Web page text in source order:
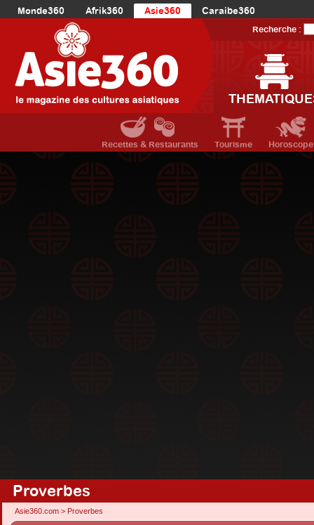
Monde360 Afrik360 Asie360
Caraibe360
Europe360
AmériqueDuNord360
Océanie360
Recherche :
Recettes & Restaurants Tourisme Horoscope
Proverbes
Asie360.com > Proverbes